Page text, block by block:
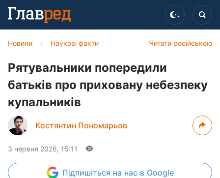
Читати російською
Новини › Наукові факти
Рятувальники попередили
батьків про приховану небезпеку
купальників
Костянтин Пономарьов
3 червня 2026, 15:11
Підпишіться на нас в Google